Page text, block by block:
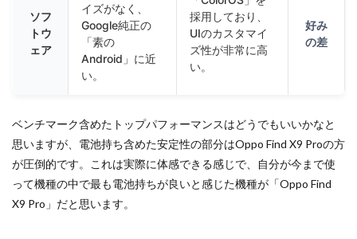
ソフ
トウ
ェア
イズがなく、
Google純正の
「素の
Android」に近
い。
採用しており、
UIのカスタマイ
ズ性が非常に高
い。
好み
の差
ベンチマーク含めたトップパフォーマンスはどうでもいいかなと
思いますが、電池持ち含めた安定性の部分はOppo Find X9 Proの方
が圧倒的です。これは実際に体感できる感じで、自分が今まで使
って機種の中で最も電池持ちが良いと感じた機種が「Oppo Find
X9 Pro」だと思います。